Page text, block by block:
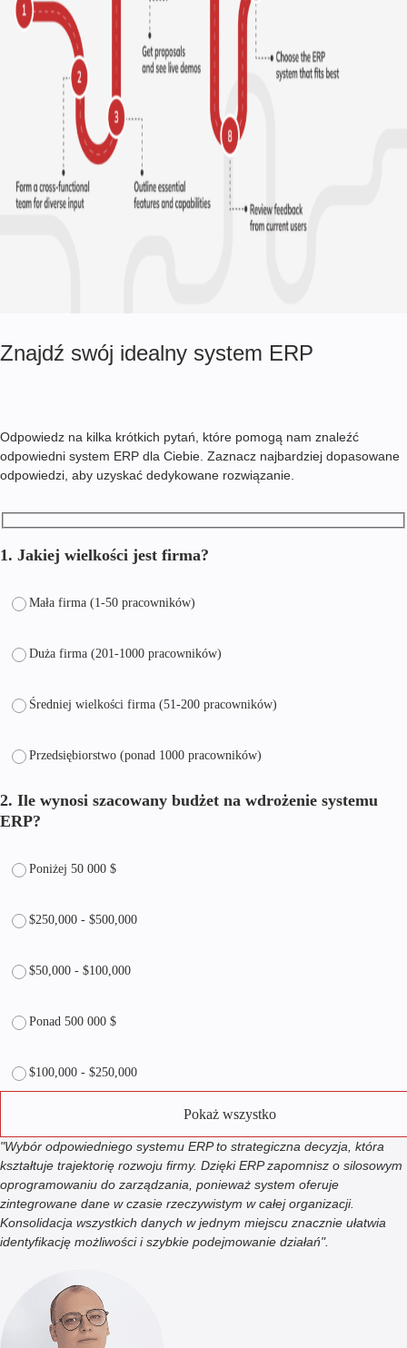
Znajdź swój idealny system ERP
Odpowiedz na kilka krótkich pytań, które pomogą nam znaleźć
odpowiedni system ERP dla Ciebie. Zaznacz najbardziej dopasowane
odpowiedzi, aby uzyskać dedykowane rozwiązanie.
1. Jakiej wielkości jest firma?
Mała firma (1-50 pracowników)
Duża firma (201-1000 pracowników)
Średniej wielkości firma (51-200 pracowników)
Przedsiębiorstwo (ponad 1000 pracowników)
2. Ile wynosi szacowany budżet na wdrożenie systemu
ERP?
Poniżej 50 000 $
$250,000 - $500,000
$50,000 - $100,000
Ponad 500 000 $
$100,000 - $250,000
Pokaż wszystko
"Wybór odpowiedniego systemu ERP to strategiczna decyzja, która
kształtuje trajektorię rozwoju firmy. Dzięki ERP zapomnisz o silosowym
oprogramowaniu do zarządzania, ponieważ system oferuje
zintegrowane dane w czasie rzeczywistym w całej organizacji.
Konsolidacja wszystkich danych w jednym miejscu znacznie ułatwia
identyfikację możliwości i szybkie podejmowanie działań".